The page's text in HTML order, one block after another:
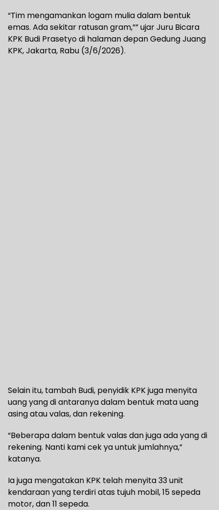
“Tim mengamankan logam mulia dalam bentuk
emas. Ada sekitar ratusan gram,”” ujar Juru Bicara
KPK Budi Prasetyo di halaman depan Gedung Juang
KPK, Jakarta, Rabu (3/6/2026).
Selain itu, tambah Budi, penyidik KPK juga menyita
uang yang di antaranya dalam bentuk mata uang
asing atau valas, dan rekening.
“Beberapa dalam bentuk valas dan juga ada yang di
rekening. Nanti kami cek ya untuk jumlahnya,”
katanya.
Ia juga mengatakan KPK telah menyita 33 unit
kendaraan yang terdiri atas tujuh mobil, 15 sepeda
motor, dan 11 sepeda.